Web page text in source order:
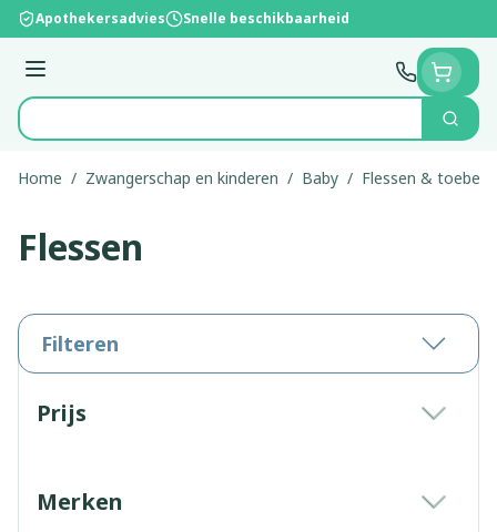
Ga naar de inhoud
Apothekersadvies Snelle beschikbaarheid
Menu
Product, merk, categorie...
Zoek
Home / Zwangerschap en kinderen / Baby / Flessen &
Flessen
Filteren
Prijs
Merken